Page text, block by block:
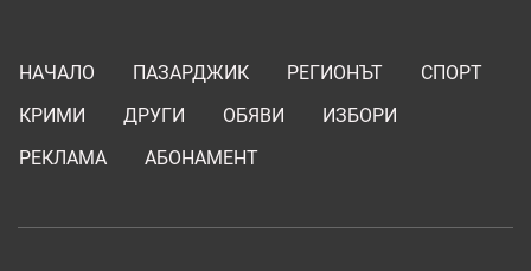
НАЧАЛО ПАЗАРДЖИК РЕГИОНЪТ
СПОРТ
КРИМИ
ДРУГИ ОБЯВИ
ИЗБОРИ
РЕКЛАМА
АБОНАМЕНТ